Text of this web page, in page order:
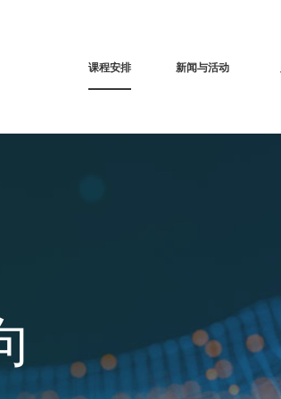
课程安排 新闻与活动